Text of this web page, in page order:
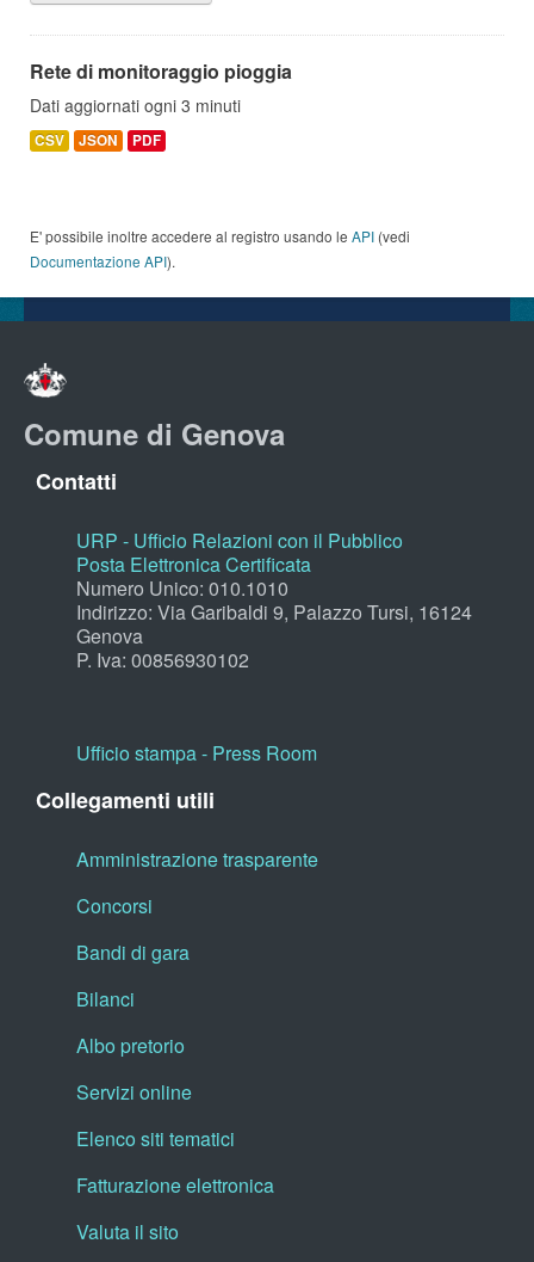
Rete di monitoraggio pioggia
Dati aggiornati ogni 3 minuti
CSV JSON PDF
E' possibile inoltre accedere al registro usando le API (vedi
Documentazione API).
Comune di Genova
Contatti
URP - Ufficio Relazioni con il Pubblico
Posta Elettronica Certificata
Numero Unico: 010.1010
Indirizzo: Via Garibaldi 9, Palazzo Tursi, 16124
Genova
P. Iva: 00856930102
Ufficio stampa - Press Room
Collegamenti utili
Amministrazione trasparente
Concorsi
Bandi di gara
Bilanci
Albo pretorio
Servizi online
Elenco siti tematici
Fatturazione elettronica
Valuta il sito